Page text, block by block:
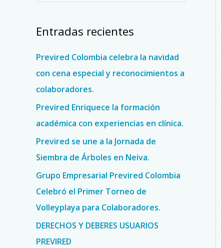
a
r
p
o
r
:
Entradas recientes
Previred Colombia celebra la navidad
con cena especial y reconocimientos a
colaboradores.
Previred Enriquece la formación
académica con experiencias en clínica.
Previred se une a la Jornada de
Siembra de Árboles en Neiva.
Grupo Empresarial Previred Colombia
Celebró el Primer Torneo de
Volleyplaya para Colaboradores.
DERECHOS Y DEBERES USUARIOS
PREVIRED